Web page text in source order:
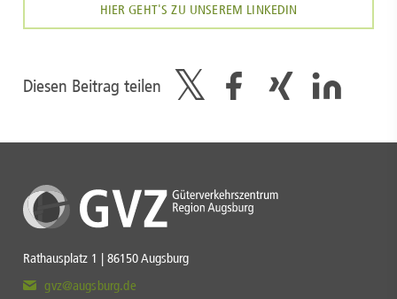
HIER GEHT'S ZU UNSEREM LINKEDIN
Diesen Beitrag teilen
Rathausplatz 1 | 86150 Augsburg
gvz@augsburg.de